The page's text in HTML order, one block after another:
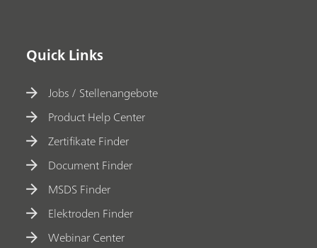
Quick Links
Jobs / Stellenangebote
Product Help Center
Zertifikate Finder
Document Finder
MSDS Finder
Elektroden Finder
Webinar Center